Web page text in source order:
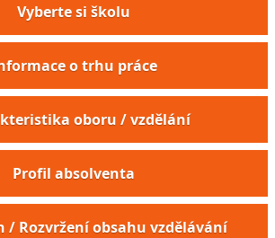
Vyberte si školu
o trhu práce
oboru / vzdělání
Profil absolventa
/ Rozvržení obsahu vzdělávání